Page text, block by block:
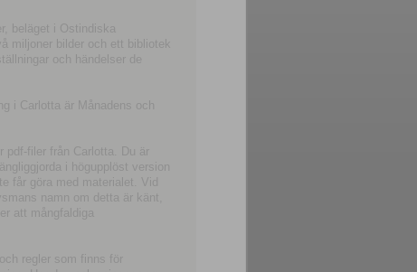
beläget i Ostindiska
miljoner bilder och ett bibliotek
och händelser de
i Carlotta är Månadens och
pdf-filer från Carlotta. Du är
i högupplöst version
får göra med materialet. Vid
namn om detta är känt,
att mångfaldiga
regler som finns för